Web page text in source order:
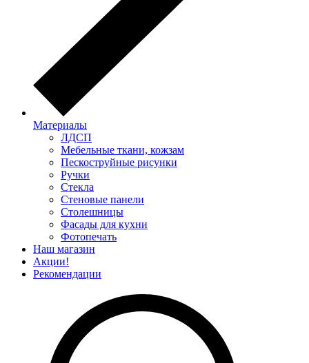
Материалы
ЛДСП
Мебельные ткани, кожзам
Пескоструйные рисунки
Ручки
Стекла
Стеновые панели
Столешницы
Фасады для кухни
Фотопечать
Наш магазин
Акции!
Рекомендации